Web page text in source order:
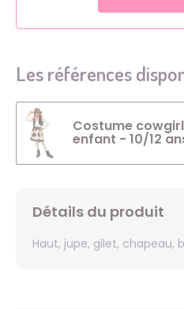
Les références
Costume
enfant - 10/12
Détails du produit
Haut, jupe, gilet, chapeau,